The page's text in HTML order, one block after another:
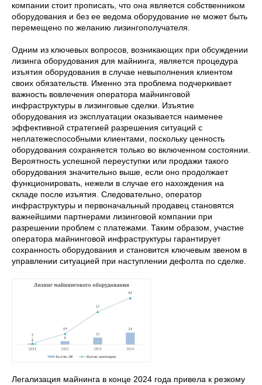
компании стоит прописать, что она является собственником
оборудования и без ее ведома оборудование не может быть
перемещено по желанию лизингополучателя.
Одним из ключевых вопросов, возникающих при обсуждении
лизинга оборудования для майнинга, является процедура
изъятия оборудования в случае невыполнения клиентом
своих обязательств. Именно эта проблема подчеркивает
важность вовлечения оператора майнинговой
инфраструктуры в лизинговые сделки. Изъятие
оборудования из эксплуатации оказывается наименее
эффективной стратегией разрешения ситуаций с
неплатежеспособными клиентами, поскольку ценность
оборудования сохраняется только во включенном состоянии.
Вероятность успешной переуступки или продажи такого
оборудования значительно выше, если оно продолжает
функционировать, нежели в случае его нахождения на
складе после изъятия. Следовательно, оператор
инфраструктуры и первоначальный продавец становятся
важнейшими партнерами лизинговой компании при
разрешении проблем с платежами. Таким образом, участие
оператора майнинговой инфраструктуры гарантирует
сохранность оборудования и становится ключевым звеном в
управлении ситуацией при наступлении дефолта по сделке.
Легализация майнинга в конце 2024 года привела к резкому